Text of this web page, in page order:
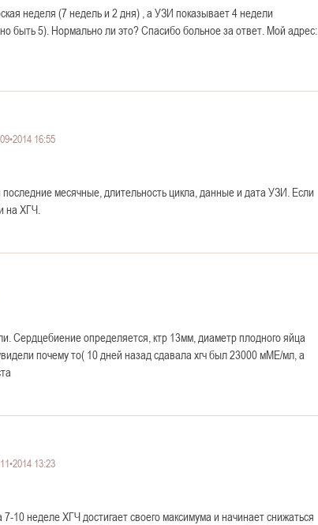
неделя (7 недель и 2 дня) , а УЗИ показывает 4 недели
быть 5). Нормально ли это? Спасибо больное за ответ. Мой адрес:
16:55
месячные, длительность цикла, данные и дата УЗИ. Если
на ХГЧ.
Сердцебиение определяется, ктр 13мм, диаметр плодного яйца
почему то( 10 дней назад сдавала хгч был 23000 мМЕ/мл, а
13:23
10 неделе ХГЧ достигает своего максимума и начинает снижаться